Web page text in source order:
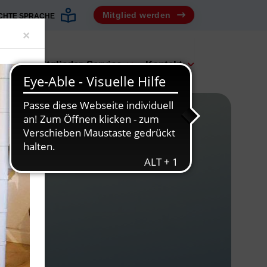
SPRACHE Mitglied werden
Mitglieder-Service Kontakt
×